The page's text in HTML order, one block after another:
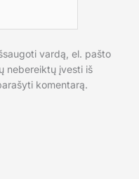
vardą, el. pašto
nebereiktų įvesti iš
komentarą.